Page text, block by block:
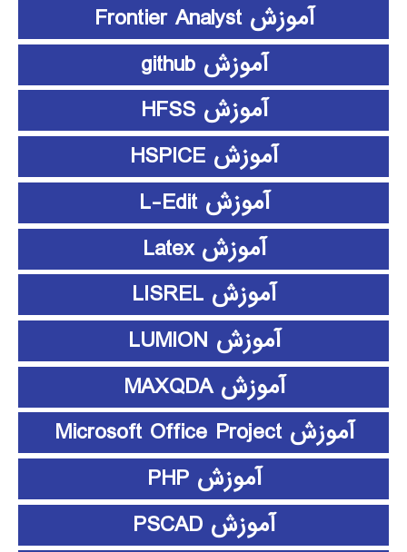
آموزش Frontier Analyst
آموزش github
آموزش HFSS
آموزش HSPICE
آموزش L-Edit
آموزش Latex
آموزش LISREL
آموزش LUMION
آموزش MAXQDA
آموزش Microsoft Office Project
آموزش PHP
آموزش PSCAD